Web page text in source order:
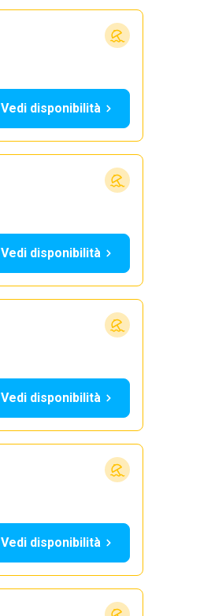
Vedi disponibilità
Vedi disponibilità
Vedi disponibilità
Vedi disponibilità